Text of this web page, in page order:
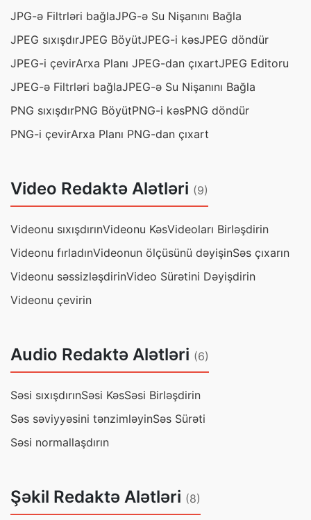
JPG-ə Filtrləri bağlaJPG-ə Su Nişanını Bağla
JPEG sıxışdırJPEG BöyütJPEG-i kəsJPEG döndür
JPEG-i çevirArxa Planı JPEG-dan çıxartJPEG Editoru
JPEG-ə Filtrləri bağlaJPEG-ə Su Nişanını Bağla
PNG sıxışdırPNG BöyütPNG-i kəsPNG döndür
PNG-i çevirArxa Planı PNG-dan çıxart
Video Redaktə Alətləri (9)
Videonu sıxışdırınVideonu KəsVideoları Birləşdirin
Videonu fırladınVideonun ölçüsünü dəyişinSəs çıxarın
Videonu səssizləşdirinVideo Sürətini Dəyişdirin
Videonu çevirin
Audio Redaktə Alətləri (6)
Səsi sıxışdırınSəsi KəsSəsi Birləşdirin
Səs səviyyəsini tənzimləyinSəs Sürəti
Səsi normallaşdırın
Şəkil Redaktə Alətləri (8)